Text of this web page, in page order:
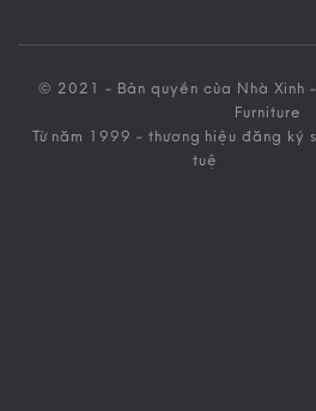
© 2021 - Bản quyền của Nhà Xinh
Furniture
Từ năm 1999 - thương hiệu đăng ký
tuệ